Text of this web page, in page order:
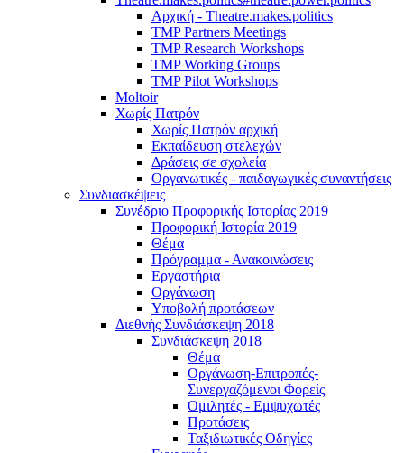
Αρχική - Theatre.makes.politics
TMP Partners Meetings
TMP Research Workshops
TMP Working Groups
TMP Pilot Workshops
Moltoir
Χωρίς Πατρόν
Χωρίς Πατρόν αρχική
Εκπαίδευση στελεχών
Δράσεις σε σχολεία
Οργανωτικές - παιδαγωγικές συναντήσεις
Συνδιασκέψεις
Συνέδριο Προφορικής Ιστορίας 2019
Προφορική Ιστορία 2019
Θέμα
Πρόγραμμα - Ανακοινώσεις
Εργαστήρια
Οργάνωση
Υποβολή προτάσεων
Διεθνής Συνδιάσκεψη 2018
Συνδιάσκεψη 2018
Θέμα
Οργάνωση-Επιτροπές-
Συνεργαζόμενοι Φορείς
Ομιλητές - Εμψυχωτές
Προτάσεις
Ταξιδιωτικές Οδηγίες